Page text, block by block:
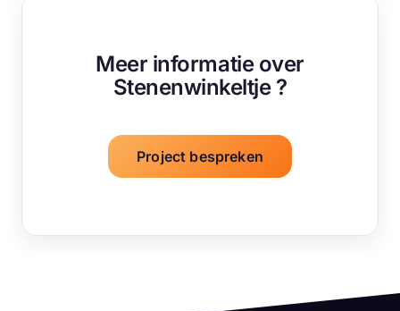
Meer informatie over
Stenenwinkeltje ?
Project bespreken